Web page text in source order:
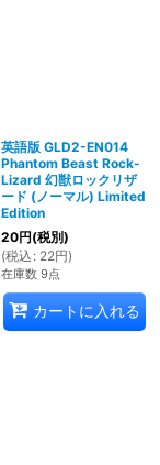
英語版 GLD2-EN014
Phantom Beast Rock-
Lizard 幻獣ロックリザ
ード (ノーマル) Limited
Edition
20円(税別)
(税込 : 22円)
在庫数 9点
カートに入れる